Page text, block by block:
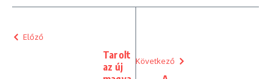
Előző
Tarolt
az új
Következő